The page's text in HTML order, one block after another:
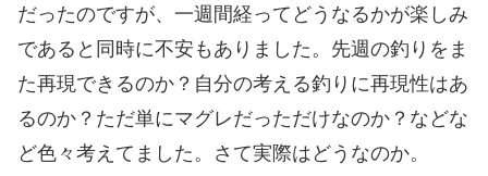
だったのですが、一週間経ってどうなるかが楽しみ
であると同時に不安もありました。先週の釣りをま
た再現できるのか？自分の考える釣りに再現性はあ
るのか？ただ単にマグレだっただけなのか？などな
ど色々考えてました。さて実際はどうなのか。